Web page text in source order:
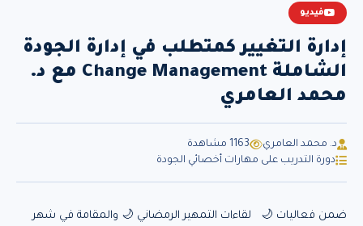
فيديو
إدارة التغيير كمتطلب في إدارة الجودة
الشاملة Change Management مع د.
محمد العامري
د. محمد العامري
1163 مشاهدة
دورة التدريب على مهارات أخصائي الجودة
ضمن فعاليات 🌙 لقاءات التمهير الرمضاني 🌙 والمقامة في شهر